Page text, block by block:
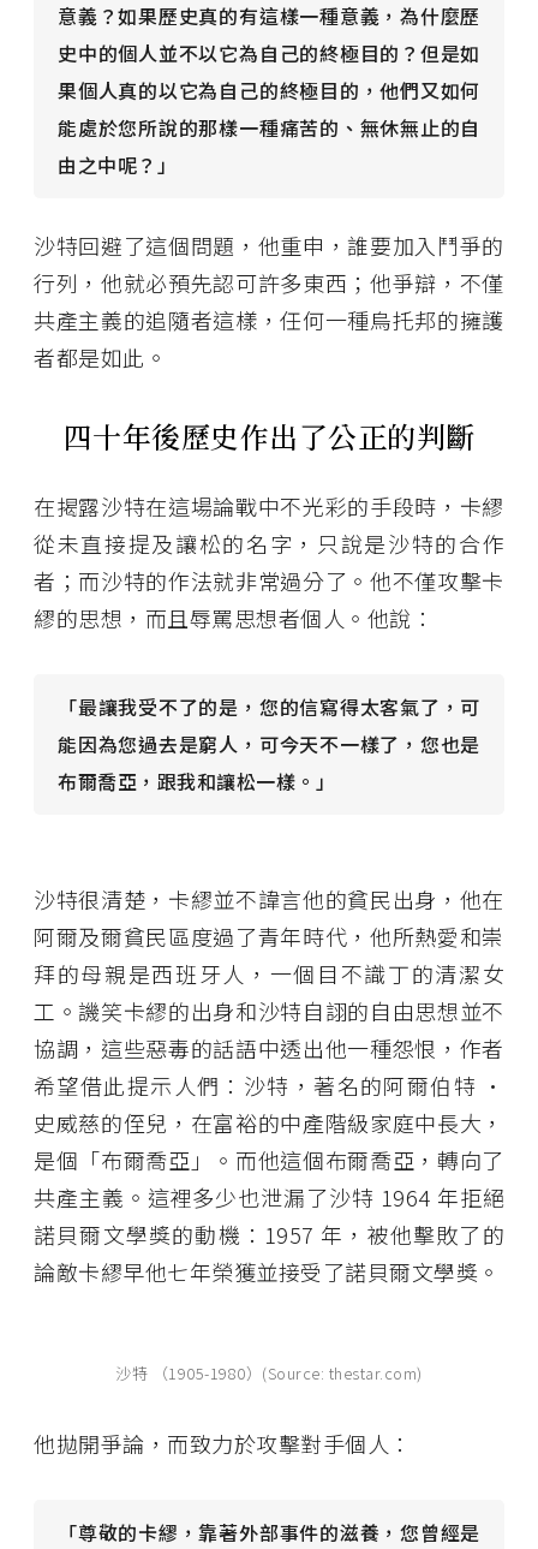
意義？如果歷史真的有這樣一種意義，為什麼歷
史中的個人並不以它為自己的終極目的？但是如
果個人真的以它為自己的終極目的，他們又如何
能處於您所說的那樣一種痛苦的、無休無止的自
由之中呢？」
沙特回避了這個問題，他重申，誰要加入鬥爭的
行列，他就必預先認可許多東西；他爭辯，不僅
共產主義的追隨者這樣，任何一種烏托邦的擁護
者都是如此。
四十年後歷史作出了公正的判斷
在揭露沙特在這場論戰中不光彩的手段時，卡繆
從未直接提及讓松的名字，只說是沙特的合作
者；而沙特的作法就非常過分了。他不僅攻擊卡
繆的思想，而且辱罵思想者個人。他說：
「最讓我受不了的是，您的信寫得太客氣了，可
能因為您過去是窮人，可今天不一樣了，您也是
布爾喬亞，跟我和讓松一樣。」
沙特很清楚，卡繆並不諱言他的貧民出身，他在
阿爾及爾貧民區度過了青年時代，他所熱愛和崇
拜的母親是西班牙人，一個目不識丁的清潔女
工。譏笑卡繆的出身和沙特自詡的自由思想並不
協調，這些惡毒的話語中透出他一種怨恨，作者
希望借此提示人們：沙特，著名的阿爾伯特 •
史威慈的侄兒，在富裕的中產階級家庭中長大，
是個「布爾喬亞」。而他這個布爾喬亞，轉向了
共產主義。這裡多少也泄漏了沙特 1964 年拒絕
諾貝爾文學獎的動機：1957 年，被他擊敗了的
論敵卡繆早他七年榮獲並接受了諾貝爾文學獎。
沙特 （1905-1980）(Source: thestar.com)
他拋開爭論，而致力於攻擊對手個人：
「尊敬的卡繆，靠著外部事件的滋養，您曾經是